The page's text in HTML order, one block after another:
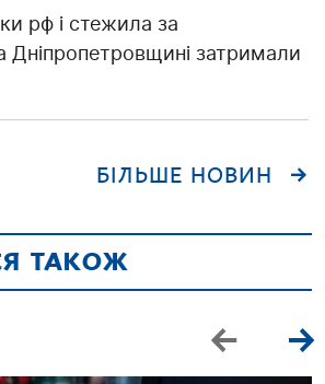
рф і стежила за
Дніпропетровщині затримали
БІЛЬШЕ НОВИН
ТАКОЖ